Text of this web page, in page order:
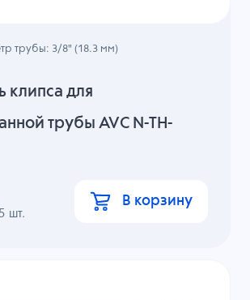
клипса для
трубы AVC N-TH-
шт.
трубы: 3/8" (18.3 мм)
В корзину